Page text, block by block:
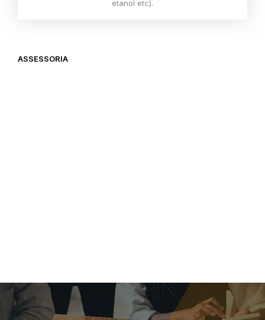
etanol etc).
ASSESSORIA